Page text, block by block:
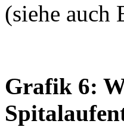
(siehe auch
Grafik 6: